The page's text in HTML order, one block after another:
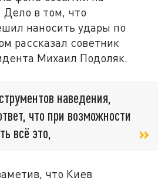
в том, что
наносить удары по
рассказал советник
Михаил Подоляк.
наведения,
что при возможности
всё это,
что Киев